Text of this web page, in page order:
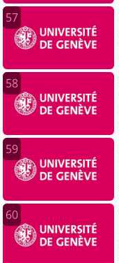
57
58
59
60